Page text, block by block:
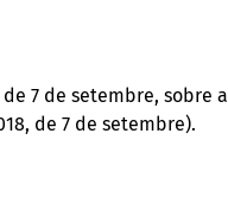
7 de setembre, sobre
de 7 de setembre).